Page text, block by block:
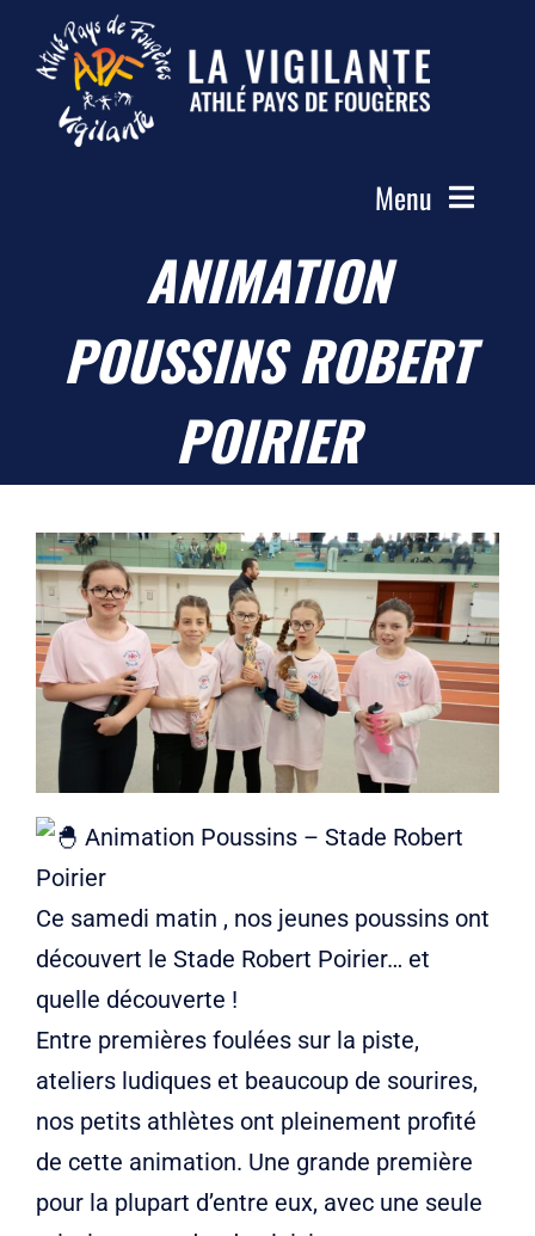
Passer
contenu
Menu
Actualités
Compétitions
Liens
Contact
ANIMATION
POUSSINS ROBERT
POIRIER
Animation Poussins – Stade Robert
Poirier
Ce samedi matin , nos jeunes poussins ont
découvert le Stade Robert Poirier… et
quelle découverte !
Entre premières foulées sur la piste,
ateliers ludiques et beaucoup de sourires,
nos petits athlètes ont pleinement profité
de cette animation. Une grande première
pour la plupart d’entre eux, avec une seule